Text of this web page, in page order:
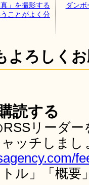
」を撮影する
ことがよく分
ダン
よろしく
読する
リーダ
ッチしま
ル」「概要